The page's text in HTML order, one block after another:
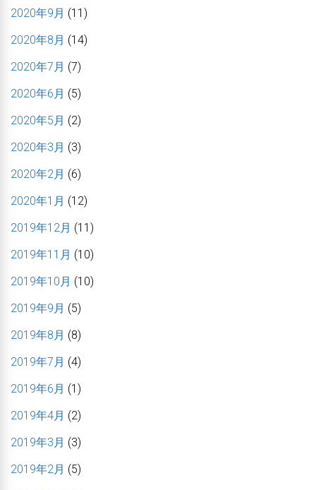
2020年9月 (11)
2020年8月 (14)
2020年7月 (7)
2020年6月 (5)
2020年5月 (2)
2020年3月 (3)
2020年2月 (6)
2020年1月 (12)
2019年12月 (11)
2019年11月 (10)
2019年10月 (10)
2019年9月 (5)
2019年8月 (8)
2019年7月 (4)
2019年6月 (1)
2019年4月 (2)
2019年3月 (3)
2019年2月 (5)